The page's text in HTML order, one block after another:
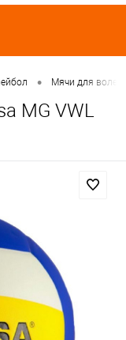
• Мячи для
MG VWL